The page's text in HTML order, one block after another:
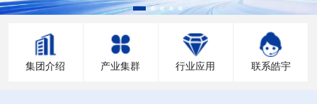
集团介绍 产业集群 行业应用 联系皓宇